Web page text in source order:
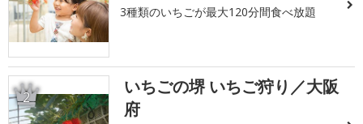
3種類のいちごが最大120分間食べ放題
2
いちごの堺 いちご狩り／大阪
府